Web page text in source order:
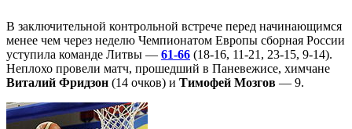
В заключительной контрольной встрече перед начинающимся
менее чем через неделю Чемпионатом Европы сборная России
уступила команде Литвы — 61-66 (18-16, 11-21, 23-15, 9-14).
Неплохо провели матч, прошедший в Паневежисе, химчане
Виталий Фридзон (14 очков) и Тимофей Мозгов — 9.